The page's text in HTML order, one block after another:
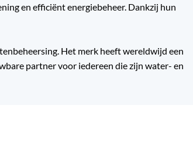
en efficiënt energiebeheer. Dankzij hun
Het merk heeft wereldwijd een
partner voor iedereen die zijn water- en